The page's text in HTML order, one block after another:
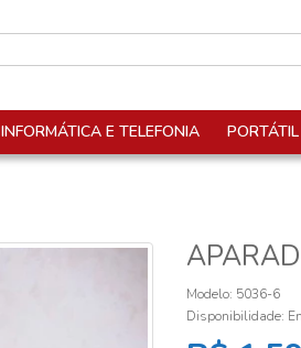
INFORMÁTICA E TELEFONIA PORTÁTIL
Modelo: 5036-6
Disponibilidade: